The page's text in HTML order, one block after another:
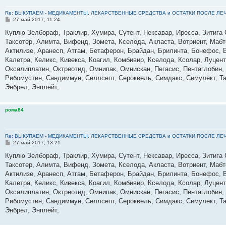
Re: ВЫКУПАЕМ - МЕДИКАМЕНТЫ, ЛЕКАРСТВЕННЫЕ СРЕДСТВА и ОСТАТКИ ПОСЛЕ
С
о
б
щ
е
и
е
27 май 2017, 11:24
Куплю Зелбораф, Траклир, Хумира, Сутент, Нексавар, Иресса,
Таксотер, Алимта, Вифенд, Зомета, Кселода, Акласта, Вотриент,
Актилизе, Аранесп, Атгам, Бетаферон, Брайдан, Брилинта, Бонефос,
Калетра, Келикс, Кивекса, Коагил, Комбивир, Кселода, Ксолар,
Оксалиплатин, Октреотид, Омнипак, Омнискан, Пегасис,
Рибомустин, Сандиммун, Селлсепт, Сероквель, Симдакс, Симулект,
Энбрел, Энплейт,
рома84
Re: ВЫКУПАЕМ - МЕДИКАМЕНТЫ, ЛЕКАРСТВЕННЫЕ СРЕДСТВА и ОСТАТКИ ПОСЛЕ
С
о
б
щ
е
и
е
27 май 2017, 13:21
Куплю Зелбораф, Траклир, Хумира, Сутент, Нексавар, Иресса,
Таксотер, Алимта, Вифенд, Зомета, Кселода, Акласта, Вотриент,
Актилизе, Аранесп, Атгам, Бетаферон, Брайдан, Брилинта, Бонефос,
Калетра, Келикс, Кивекса, Коагил, Комбивир, Кселода, Ксолар,
Оксалиплатин, Октреотид, Омнипак, Омнискан, Пегасис,
Рибомустин, Сандиммун, Селлсепт, Сероквель, Симдакс, Симулект,
Энбрел, Энплейт,